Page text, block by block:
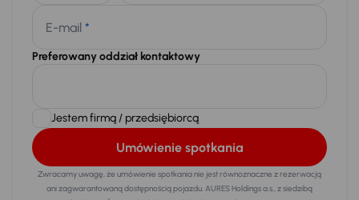
E-mail *
Preferowany oddział kontaktowy
Jestem firmą / przedsiębiorcą
Umówienie spotkania
Zwracamy uwagę, że umówienie spotkania nie jest równoznaczne z rezerwacją
ani zagwarantowaną dostępnością pojazdu. AURES Holdings a.s., z siedzibą